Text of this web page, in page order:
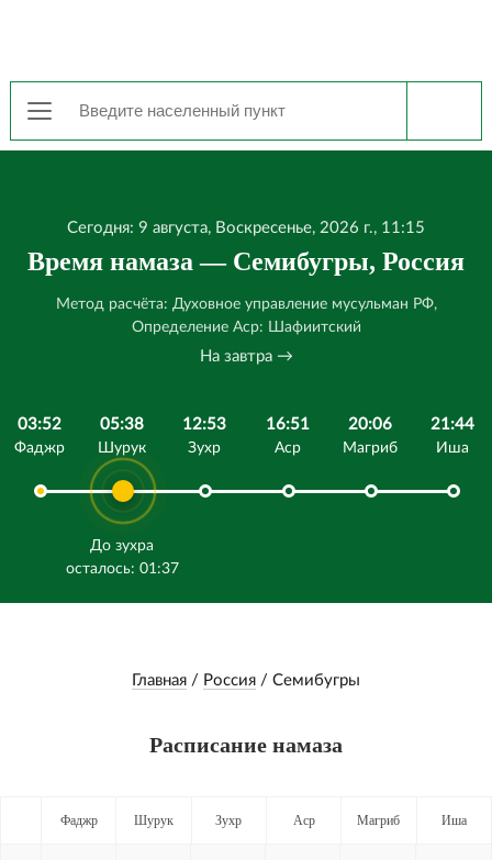
Сегодня: 9 августа, Воскресенье, 2026 г., 11:15
Время намаза — Семибугры, Россия
Метод расчёта: Духовное управление мусульман РФ,
Определение Аср: Шафиитский
На завтра →
03:52
Фаджр
05:38
Шурук
До зухра
осталось: 01:37
12:53
Зухр
16:51
Аср
20:06
Магриб
21:44
Иша
Главная / Россия / Семибугры
Расписание намаза
Фаджр Шурук Зухр Аср Магриб Иша